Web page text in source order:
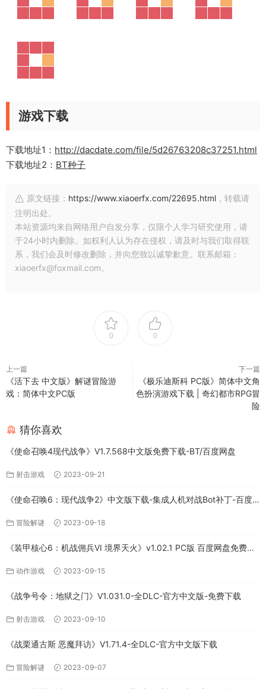
游戏下载
下载地址1： http://dacdate.com/file/5d26763208c37251.html
下载地址2： BT种子
原文链接： https://www.xiaoerfx.com/22695.html ，转载请
注明出处。
本站资源均来自网络用户自发分享，仅限个人学习研究使用，请
于24小时内删除。如权利人认为存在侵权，请及时与我们取得联
系，我们会及时修改删除，并向您致以诚挚歉意。联系邮箱：
xiaoerfx@foxmail.com。
0 0
上一篇
《活下去 中文版》解谜冒险游
戏：简体中文PC版
下一篇
《极乐迪斯科 PC版》简体中文角
色扮演游戏下载 | 奇幻都市RPG冒
险
猜你喜欢
《使命召唤4现代战争》V1.7.568中文版免费下载-BT/百度网盘
射击游戏 2023-09-21
《使命召唤6：现代战争2》中文版下载-集成人机对战Bot补丁-百度
冒险解谜 2023-09-18
《装甲核心6：机战佣兵VI 境界天火》v1.02.1 PC版 百度网盘免费下
动作游戏 2023-09-15
《战争号令：地狱之门》V1.031.0-全DLC-官方中文版-免费下载
射击游戏 2023-09-10
《战栗通古斯 恶魔拜访》V1.71.4-全DLC-官方中文版下载
冒险解谜 2023-09-07